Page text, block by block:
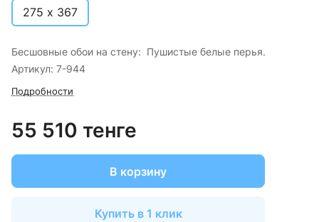
275 х 367
Бесшовные обои на стену: Пушистые белые перья.
Артикул: 7-944
Подробности
55 510 тенге
В корзину
Купить в 1 клик